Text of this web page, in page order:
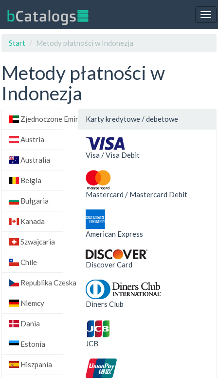
Start
Metody płatności w Indonezja
Metody płatności w
Indonezja
Zjednoczone Emiraty Arabskie
Austria
Australia
Belgia
Bułgaria
Kanada
Szwajcaria
Chile
Republika Czeska
Niemcy
Dania
Estonia
Hiszpania
Karty kredytowe / debetowe
Visa / Visa Debit
Mastercard / Mastercard Debit
American Express
Discover Card
Diners Club
JCB